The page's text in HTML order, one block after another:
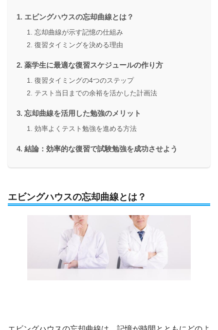
エビングハウスの忘却曲線とは？
忘却曲線が示す記憶の仕組み
復習タイミングを決める理由
薬学生に最適な復習スケジュールの作り方
復習タイミングの4つのステップ
テスト当日までの余裕を活かした計画法
忘却曲線を活用した勉強のメリット
効率よくテスト勉強を進める方法
結論：効率的な復習で試験勉強を成功させよう
エビングハウスの忘却曲線とは？